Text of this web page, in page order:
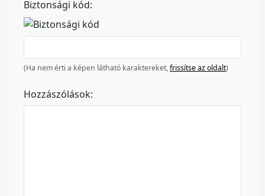
Biztonsági kód:
(Ha nem érti a képen látható karaktereket,frissítse az oldalt)
Hozzászólások: